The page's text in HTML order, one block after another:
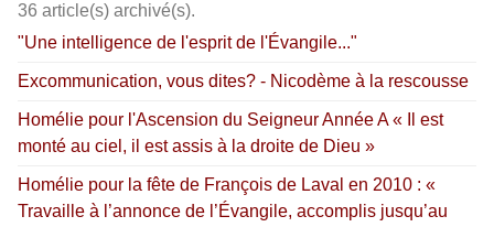
36 article(s) archivé(s).
"Une intelligence de l'esprit de l'Évangile..."
Excommunication, vous dites? - Nicodème à la rescousse
Homélie pour l'Ascension du Seigneur Année A « Il est
monté au ciel, il est assis à la droite de Dieu »
Homélie pour la fête de François de Laval en 2010 : «
Travaille à l’annonce de l’Évangile, accomplis jusqu’au